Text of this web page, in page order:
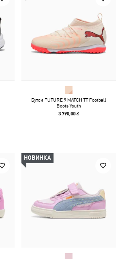
Бутси FUTURE 9 MATCH TT Football
Boots Youth
3 790,00 ₴
НОВИНКА